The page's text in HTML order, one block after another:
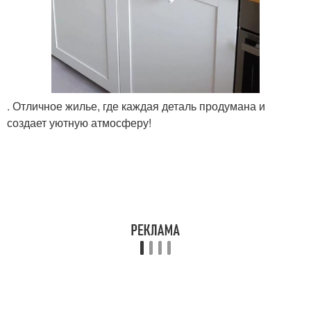
. Отличное жилье, где каждая деталь продумана и
создает уютную атмосферу!